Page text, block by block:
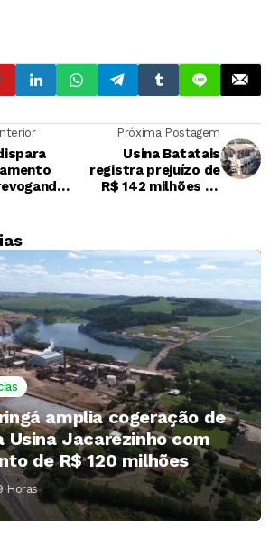
Próxima Postagem
Usina Batatais
registra prejuízo de
R$ 142 milhões na
amplia cogeração de
Usina Jacarezinho com
de R$ 120 milhões
Horas